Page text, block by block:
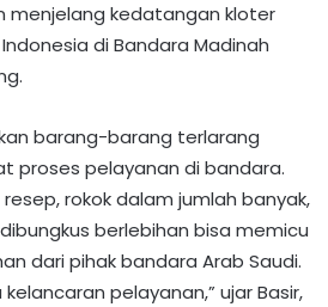
menjelang kedatangan kloter
di Bandara Madinah
barang-barang terlarang
proses pelayanan di bandara.
rokok dalam jumlah banyak,
berlebihan bisa memicu
dari pihak bandara Arab Saudi.
pelayanan,” ujar Basir,